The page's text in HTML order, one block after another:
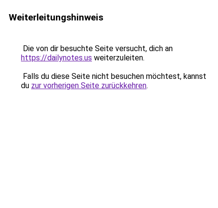
Weiterleitungshinweis
Die von dir besuchte Seite versucht, dich an
https://dailynotes.us weiterzuleiten.
Falls du diese Seite nicht besuchen möchtest, kannst
du zur vorherigen Seite zurückkehren.